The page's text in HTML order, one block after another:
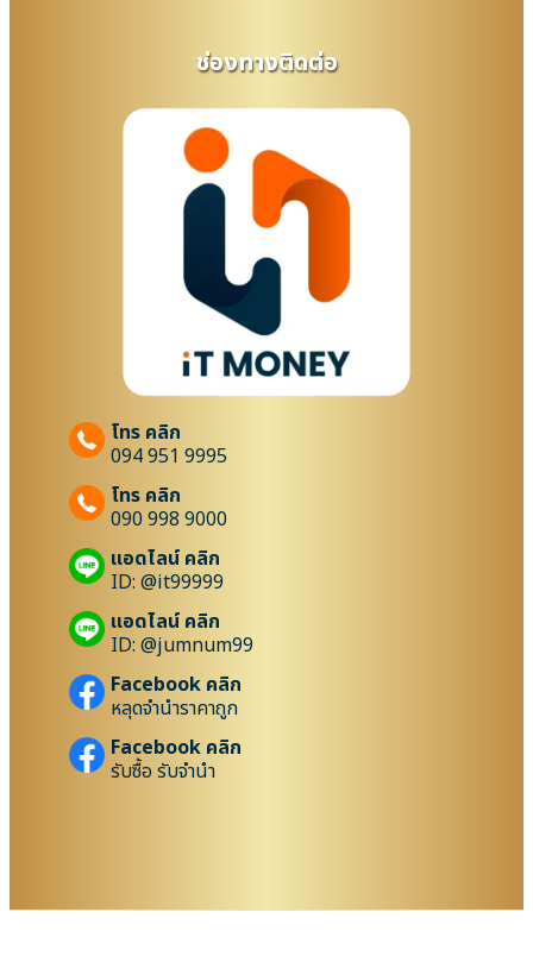
ช่องทางติดต่อ
โทร คลิก
094 951 9995
โทร คลิก
090 998 9000
แอดไลน์ คลิก
ID: @it99999
แอดไลน์ คลิก
ID: @jumnum99
Facebook คลิก
หลุดจำนำราคาถูก
Facebook คลิก
รับซื้อ รับจำนำ